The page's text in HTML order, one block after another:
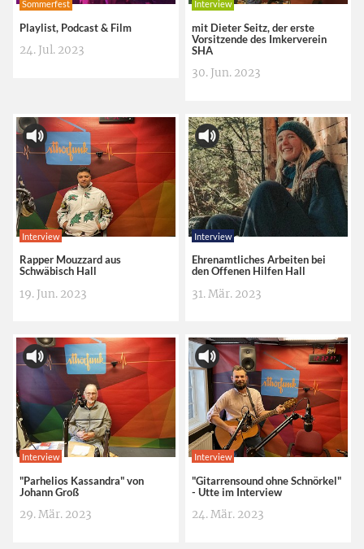
Sommerfest
Playlist, Podcast & Film
24. Jul. 2023
Interview
mit Dieter Seitz, der erste
Vorsitzende des Imkerverein
SHA
30. Jun. 2023
Interview
Rapper Mouzzard aus
Schwäbisch Hall
19. Jun. 2023
Interview
Ehrenamtliches Arbeiten bei
den Offenen Hilfen Hall
31. Mär. 2023
Interview
"Parhelios Kassandra" von
Johann Groß
29. Mär. 2023
Interview
"Gitarrensound ohne Schnörkel"
- Utte im Interview
24. Mär. 2023